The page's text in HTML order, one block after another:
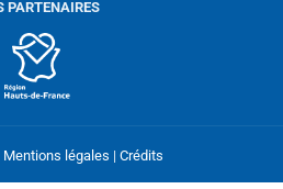
Mentions légales | Crédits